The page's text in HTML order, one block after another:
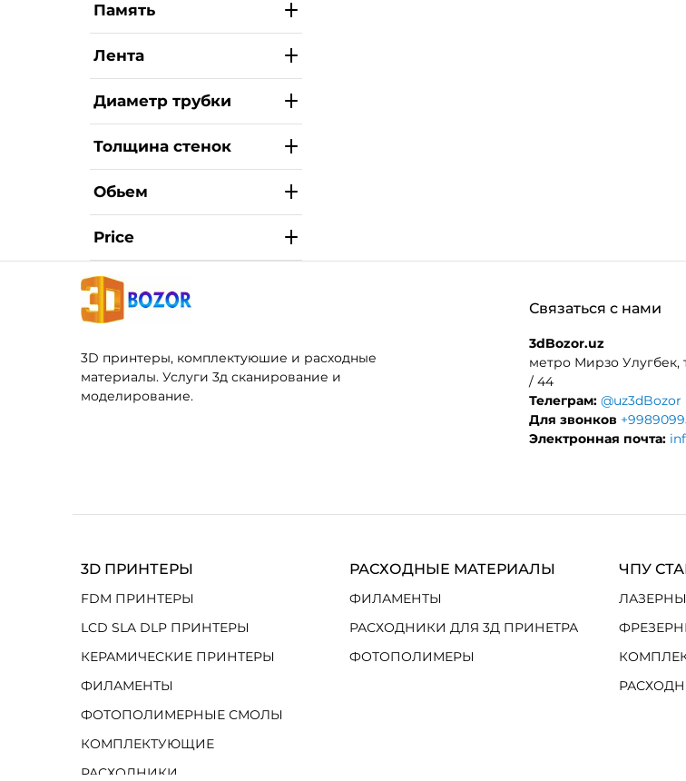
Память
Лента
Диаметр трубки
Толщина стенок
Обьем
Price
3D принтеры, комплектуюшие и расходные
материалы. Услуги 3д сканирование и
моделирование.
Связаться с нами
3dBozor.uz
метро Мирзо Улугбек,
/ 44
Телеграм: @uz3dBozor
Для звонков
Электронная почта:
3D ПРИНТЕРЫ
FDM ПРИНТЕРЫ
LCD SLA DLP ПРИНТЕРЫ
КЕРАМИЧЕСКИЕ ПРИНТЕРЫ
ФИЛАМЕНТЫ
ФОТОПОЛИМЕРНЫЕ СМОЛЫ
КОМПЛЕКТУЮЩИЕ
РАСХОДНИКИ
РАСХОДНЫЕ МАТЕРИАЛЫ
ФИЛАМЕНТЫ
РАСХОДНИКИ ДЛЯ 3Д ПРИНЕТРА
ФОТОПОЛИМЕРЫ
ЧПУ